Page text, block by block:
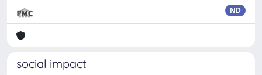
ND
social impact